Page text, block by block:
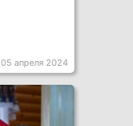
05 апреля 2024